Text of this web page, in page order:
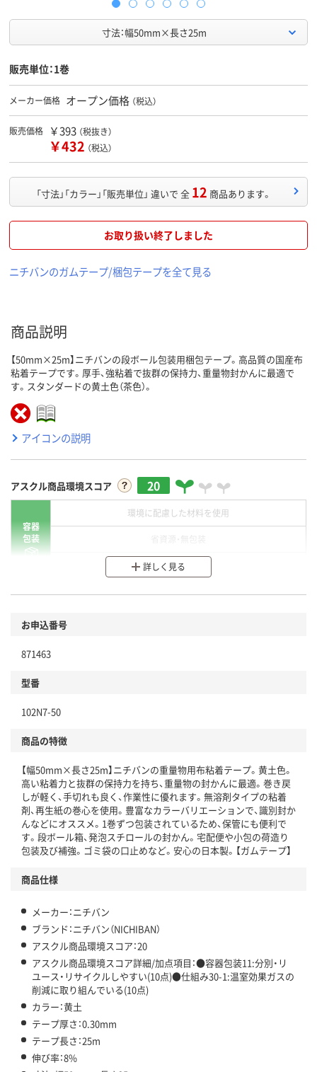
寸法：幅50mm×長さ25m
販売単位：1巻
メーカー価格 オープン価格 （税込）
販売価格 ￥393 （税抜き）
￥432 （税込）
「寸法」「カラー」「販売単位」 違いで 全 12 商品あります。
お取り扱い終了しました
ニチバンのガムテープ/梱包テープを全て見る
商品説明
【50mm×25m】ニチバンの段ボール包装用梱包テープ。高品質の国産布
粘着テープです。厚手、強粘着で抜群の保持力、重量物封かんに最適で
す。スタンダードの黄土色（茶色）。
アイコンの説明
アスクル商品環境スコア 20
容器
包装
環境に配慮した材料を使用
分別・リサイクルしやすい設計
本体
仕組
この商品の環境配慮ポイントです。下記商品詳細「
アスクル商品環境スコア詳細／加点項目
」で確認できます。
詳しく見る
お申込番号
871463
型番
102N7-50
商品の特徴
【幅50mm×長さ25m】ニチバンの重量物用布粘着テープ。黄土色。
高い粘着力と抜群の保持力を持ち、重量物の封かんに最適。巻き戻
しが軽く、手切れも良く、作業性に優れます。無溶剤タイプの粘着
剤、再生紙の巻心を使用。豊富なカラーバリエーションで、識別封か
んなどにオススメ。1巻ずつ包装されているため、保管にも便利で
す。段ボール箱、発泡スチロールの封かん。宅配便や小包の荷造り
包装及び補強。ゴミ袋の口止めなど。安心の日本製。【ガムテープ】
商品仕様
メーカー：ニチバン
ブランド：ニチバン（NICHIBAN）
アスクル商品環境スコア：20
アスクル商品環境スコア詳細/加点項目：●容器包装11:分別・リ
ユース・リサイクルしやすい(10点)●仕組み30-1:温室効果ガスの
削減に取り組んでいる(10点)
カラー：黄土
テープ厚さ：0.30mm
テープ長さ：25m
伸び率：8%